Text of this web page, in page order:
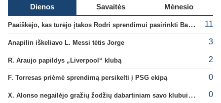
Dienos Savaitės Mėnesio
Paaiškėjo, kas turėjo įtakos Rodri sprendimui pasirinkti Barselonos pusę 11
Anapilin iškeliavo L. Messi tėtis Jorge 3
R. Araujo papildys „Liverpool“ klubą 2
F. Torresas priėmė sprendimą persikelti į PSG ekipą 0
X. Alonso negailėjo gražių žodžių dabartiniam savo klubui „Chelsea“ 0